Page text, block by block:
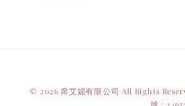
© 2026 席艾妮有限公司 All Rights